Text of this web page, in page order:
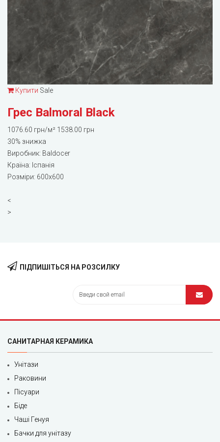
Купити Sale
Грес Balmoral Black
1076.60 грн/м² 1538.00 грн
30% знижка
Виробник: Baldocer
Країна: Іспанія
Розміри: 600x600
<
>
ПІДПИШІТЬСЯ НА РОЗСИЛКУ
САНИТАРНАЯ КЕРАМИКА
Унітази
Раковини
Пісуари
Біде
Чаші Генуя
Бачки для унітазу